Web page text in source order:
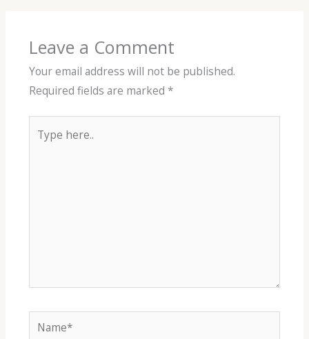
Leave a Comment
Your email address will not be published.
Required fields are marked *
here..
Name*